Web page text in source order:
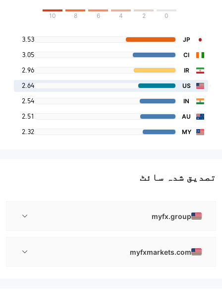
0
2
4
6
8
10
JP
3.53
CI
3.05
IR
2.96
US
2.64
IN
2.54
AU
2.51
MY
2.32
تصدیق شدہ سائٹ
myfx.group
myfxmarkets.com